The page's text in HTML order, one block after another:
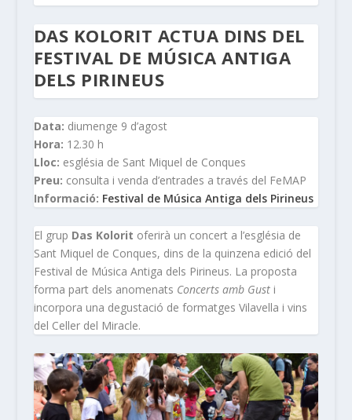
DAS KOLORIT ACTUA DINS DEL
FESTIVAL DE MÚSICA ANTIGA
DELS PIRINEUS
Data: diumenge 9 d’agost
Hora: 12.30 h
Lloc: església de Sant Miquel de Conques
Preu: consulta i venda d’entrades a través del FeMAP
Informació: Festival de Música Antiga dels Pirineus
El grup Das Kolorit oferirà un concert a l’església de
Sant Miquel de Conques, dins de la quinzena edició del
Festival de Música Antiga dels Pirineus. La proposta
forma part dels anomenats Concerts amb Gusti
incorpora una degustació de formatges Vilavella i vins
del Celler del Miracle.